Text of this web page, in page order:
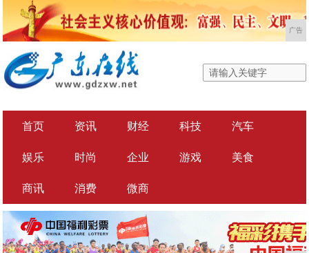
广告
首页 资讯 财经 科技 汽车
娱乐 时尚 企业 游戏 美食
商讯 消费 微商